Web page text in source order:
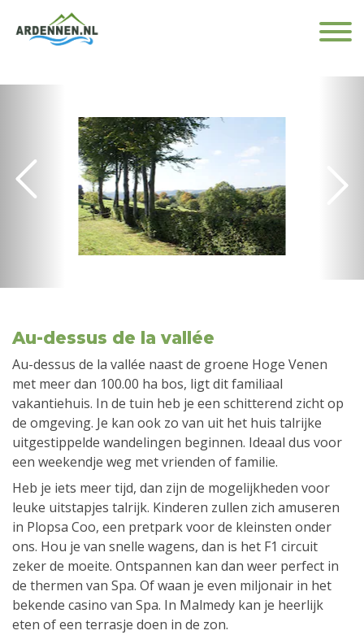
Au-dessus de la vallée
Au-dessus de la vallée naast de groene Hoge Venen
met meer dan 100.00 ha bos, ligt dit familiaal
vakantiehuis. In de tuin heb je een schitterend zicht op
de omgeving. Je kan ook zo van uit het huis talrijke
uitgestippelde wandelingen beginnen. Ideaal dus voor
een weekendje weg met vrienden of familie.
Heb je iets meer tijd, dan zijn de mogelijkheden voor
leuke uitstapjes talrijk. Kinderen zullen zich amuseren
in Plopsa Coo, een pretpark voor de kleinsten onder
ons. Hou je van snelle wagens, dan is het F1 circuit
zeker de moeite. Ontspannen kan dan weer perfect in
de thermen van Spa. Of waan je even miljonair in het
bekende casino van Spa. In Malmedy kan je heerlijk
eten of een terrasje doen in de zon.